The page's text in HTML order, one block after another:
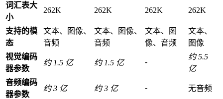
词汇表大
小
262K 262K 262K 262K
支持的模
态
文本、图像、
音频
文本、图像、
音频
文本、图
像、音频
文本、
图像
视觉编码
器参数
约 1.5 亿 约 1.5 亿 -
约 5.5
亿
音频编码
器参数
约 3 亿 约 3 亿 - 无音频